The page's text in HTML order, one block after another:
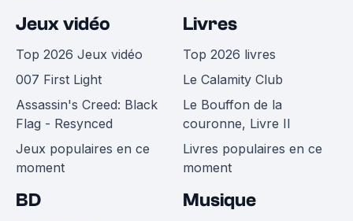
Jeux vidéo
Top 2026 Jeux vidéo
007 First Light
Assassin's Creed: Black
Flag - Resynced
Jeux populaires en ce
moment
Livres
Top 2026 livres
Le Calamity Club
Le Bouffon de la
couronne, Livre II
Livres populaires en ce
moment
BD Musique